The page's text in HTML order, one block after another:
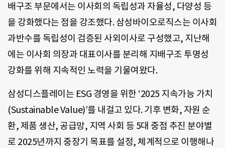
배구조 부문에서는 이사회의 독립성과 자율성, 다양성 등
을 강화했다는 점을 강조했다. 삼성바이오로직스는 이사회
과반수를 독립성이 검증된 사외이사로 구성했고, 지난해
에는 이사회 의장과 대표이사를 분리해 지배구조 투명성
강화를 위해 지속적인 노력을 기울여왔다.
삼성디스플레이는 ESG 경영을 위한 ‘2025 지속가능 가치
(Sustainable Value)’를 내걸고 있다. 기후 변화, 자원 순
환, 제품 생산, 공급망, 지역 사회 등 5대 중점 추진 분야별
로 2025년까지 중장기 목표를 설정, 체계적으로 이행해나